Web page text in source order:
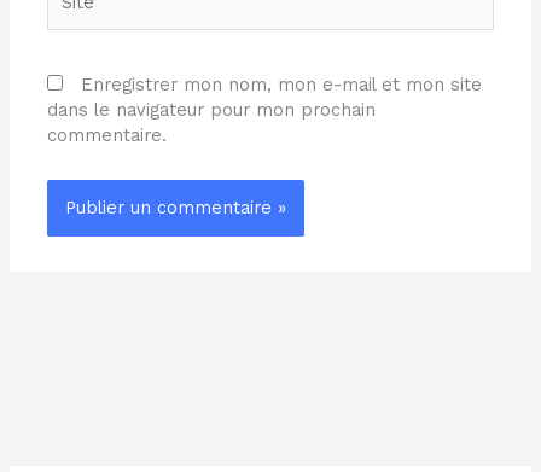
Enregistrer mon nom, mon e-mail et mon site
dans le navigateur pour mon prochain
commentaire.